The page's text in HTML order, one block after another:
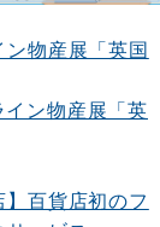
物産展「英国
】百貨店初のフ